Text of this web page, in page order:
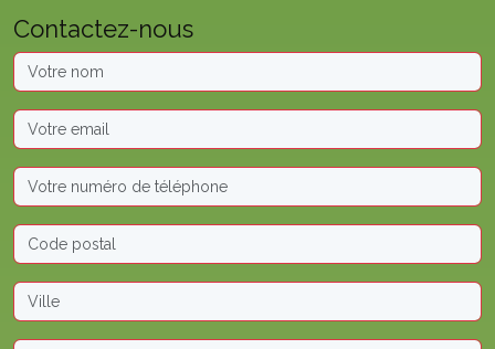
Contactez-nous